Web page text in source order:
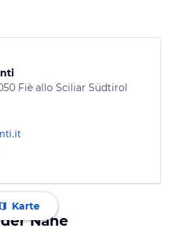
Fiè allo Sciliar Südtirol
Karte
Nähe